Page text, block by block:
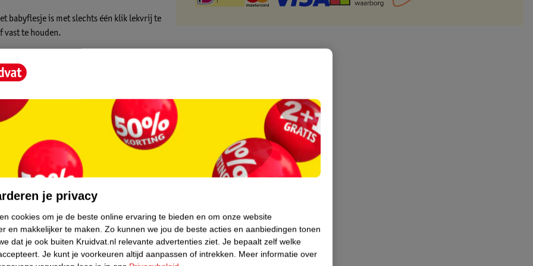
babyflesje is met slechts één klik lekvrij te
vast te houden.
PPSU, wat wordt gebruikt in de
kan hij in de magnetron.
klik-openingssysteem (in plaats
maken. Ook kan je baby de Hegen
je privacy
cookies om je de beste online ervaring te bieden en om onze website
en makkelijker te maken. Zo kunnen we jou de beste acties en aanbiedingen tonen
dat je ook buiten Kruidvat.nl relevante advertenties ziet. Je bepaalt zelf welke
Je kunt je voorkeuren altijd aanpassen of intrekken. Meer informatie over